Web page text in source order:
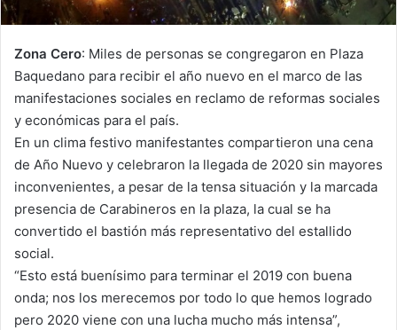
Zona Cero: Miles de personas se congregaron en Plaza
Baquedano para recibir el año nuevo en el marco de las
manifestaciones sociales en reclamo de reformas sociales
y económicas para el país.
En un clima festivo manifestantes compartieron una cena
de Año Nuevo y celebraron la llegada de 2020 sin mayores
inconvenientes, a pesar de la tensa situación y la marcada
presencia de Carabineros en la plaza, la cual se ha
convertido el bastión más representativo del estallido
social.
“Esto está buenísimo para terminar el 2019 con buena
onda; nos los merecemos por todo lo que hemos logrado
pero 2020 viene con una lucha mucho más intensa”,